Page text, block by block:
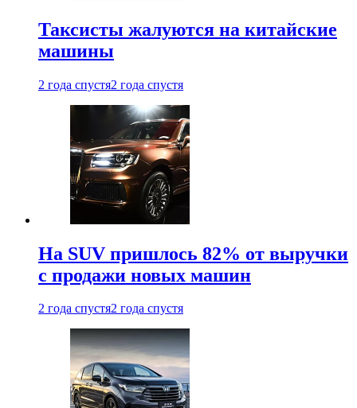
Таксисты жалуются на китайские
машины
2 года спустя2 года спустя
На SUV пришлось 82% от выручки
с продажи новых машин
2 года спустя2 года спустя